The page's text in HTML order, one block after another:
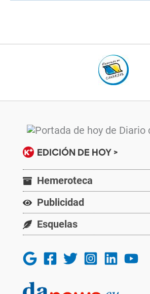
EDICIÓN DE HOY >
Hemeroteca
Publicidad
Esquelas